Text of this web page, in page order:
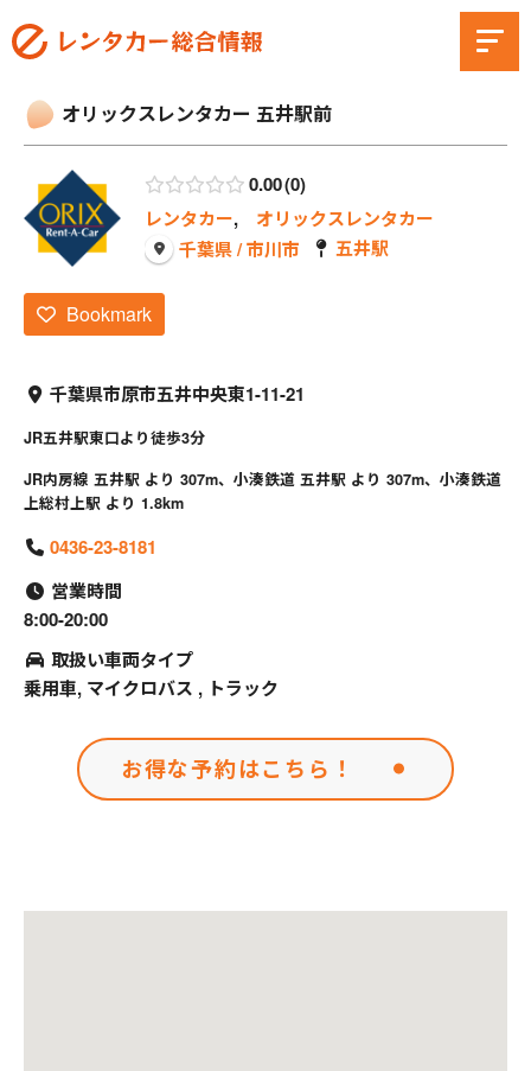
オリックスレンタカー 五井駅前
0.00 0
レンタカー, オリックスレンタカー
千葉県 / 市川市
五井駅
Bookmark
千葉県市原市五井中央東1-11-21
JR五井駅東口より徒歩3分
JR内房線 五井駅 より 307m、小湊鉄道 五井駅 より 307m、小湊鉄道
上総村上駅 より 1.8km
0436-23-8181
営業時間
8:00-20:00
取扱い車両タイプ
乗用車, マイクロバス , トラック
お得な予約はこちら！